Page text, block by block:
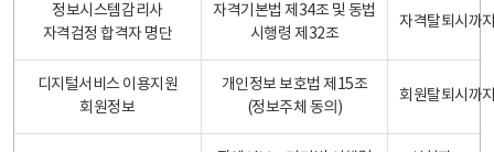
정보시스템감리사
자격검정 합격자 명단
자격기본법 제34조 및 동법
시행령 제32조
자격탈퇴시까
디지털서비스 이용지원
회원정보
개인정보 보호법 제15조
(정보주체 동의)
회원탈퇴시까